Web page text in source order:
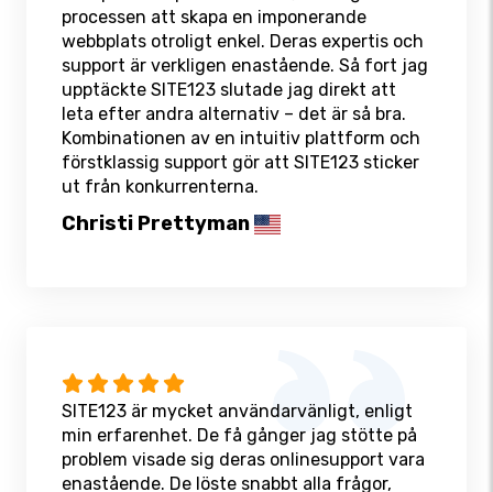
processen att skapa en imponerande
webbplats otroligt enkel. Deras expertis och
support är verkligen enastående. Så fort jag
upptäckte SITE123 slutade jag direkt att
leta efter andra alternativ – det är så bra.
Kombinationen av en intuitiv plattform och
förstklassig support gör att SITE123 sticker
ut från konkurrenterna.
Christi Prettyman
SITE123 är mycket användarvänligt, enligt
min erfarenhet. De få gånger jag stötte på
problem visade sig deras onlinesupport vara
enastående. De löste snabbt alla frågor,